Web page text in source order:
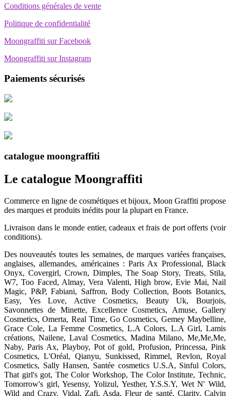
Conditions générales de vente
Politique de confidentialité
Moongraffiti sur Facebook
Moongraffiti sur Instagram
Paiements sécurisés
catalogue moongraffiti
Le catalogue Moongraffiti
Commerce en ligne de cosmétiques et bijoux, Moon Graffiti propose
des marques et produits inédits pour la plupart en France.
Livraison dans le monde entier, cadeaux et frais de port offerts (voir
conditions).
Des nouveautés toutes les semaines, de marques variées françaises,
anglaises, allemandes, américaines : Paris Ax Professional, Black
Onyx, Covergirl, Crown, Dimples, The Soap Story, Treats, Stila,
W7, Too Faced, Almay, Vera Valenti, High brow, Evie Mai, Nail
Magic, P&P, Fabiani, Saffron, Body Collection, Boots Botanics,
Easy, Yes Love, Active Cosmetics, Beauty Uk, Bourjois,
Savonnettes de Minette, Excellence Cosmetics, Amuse, Gallery
Cosmetics, Omerta, Real Time, Go Cosmetics, Gemey Maybelline,
Grace Cole, La Femme Cosmetics, L.A Colors, L.A Girl, Lamis
créations, Nailene, Laval Cosmetics, Madina Milano, Me,Me,Me,
Naby, Paris Ax, Playboy, Pot of gold, Profusion, Princessa, Pink
Cosmetics, L'Oréal, Qianyu, Sunkissed, Rimmel, Revlon, Royal
Cosmetics, Sally Hansen, Santée cosmetics U.S.A, Sinful Colors,
That girl's got, The Color Workshop, The Color Institute, Technic,
Tomorrow's girl, Yesensy, Yolizul, Yesther, Y.S.S.Y, Wet N' Wild,
Wild and Crazy, Vidal, Zafi, Asda, Fleur de santé, Clarity, Calvin